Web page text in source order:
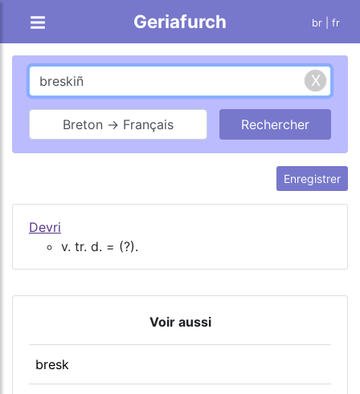
Geriafurch br | fr
Breton → Français
Enregistrer
Devri
v. tr. d. = (?).
Voir aussi
bresk